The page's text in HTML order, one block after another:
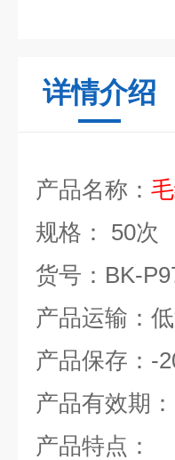
详情介绍
产品名称：
规格：
50次
货号： BK-
产品运输：
产品保存： -
产品有效期
产品特点：